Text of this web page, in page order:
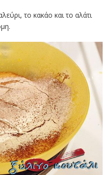
το κακάο και το αλάτι